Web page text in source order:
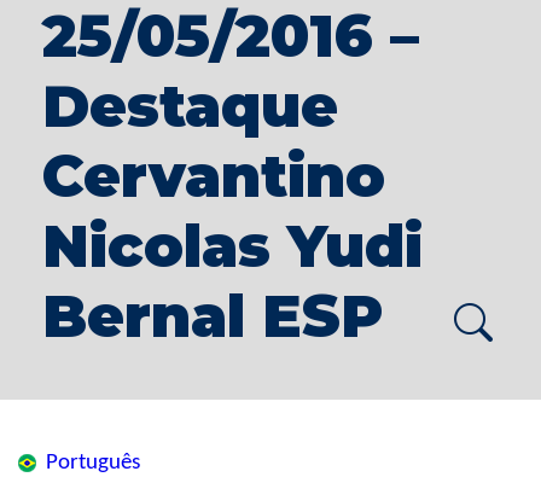
25/05/2016 –
Destaque
Cervantino
Nicolas Yudi
Bernal ESP
Português